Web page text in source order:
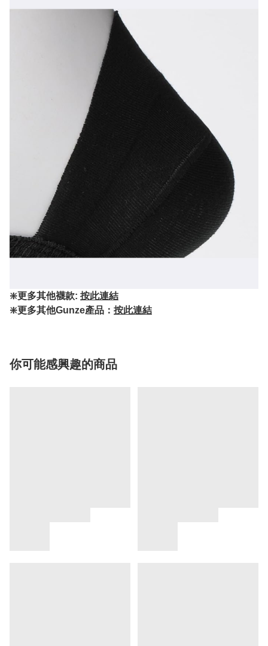
❇️更多其他襪款: 按此連結
❇️更多其他Gunze產品： 按此連結
你可能感興趣的商品